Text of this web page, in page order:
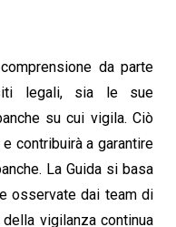
da parte
legali, sia le sue
su cui vigila. Ciò
contribuirà a garantire
La Guida si basa
osservate dai team di
vigilanza continua